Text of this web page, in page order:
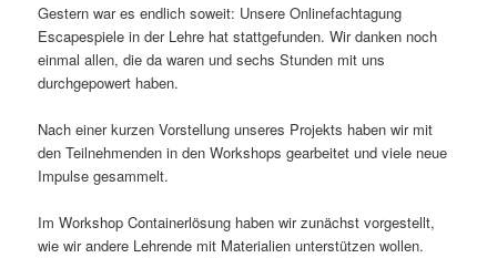
Gestern war es endlich soweit: Unsere Onlinefachtagung
Escapespiele in der Lehre hat stattgefunden. Wir danken noch
einmal allen, die da waren und sechs Stunden mit uns
durchgepowert haben.
Nach einer kurzen Vorstellung unseres Projekts haben wir mit
den Teilnehmenden in den Workshops gearbeitet und viele neue
Impulse gesammelt.
Im Workshop Containerlösung haben wir zunächst vorgestellt,
wie wir andere Lehrende mit Materialien unterstützen wollen.